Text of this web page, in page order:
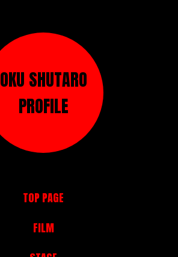
OKU SHUTARO
PROFILE
TOP PAGE
FILM